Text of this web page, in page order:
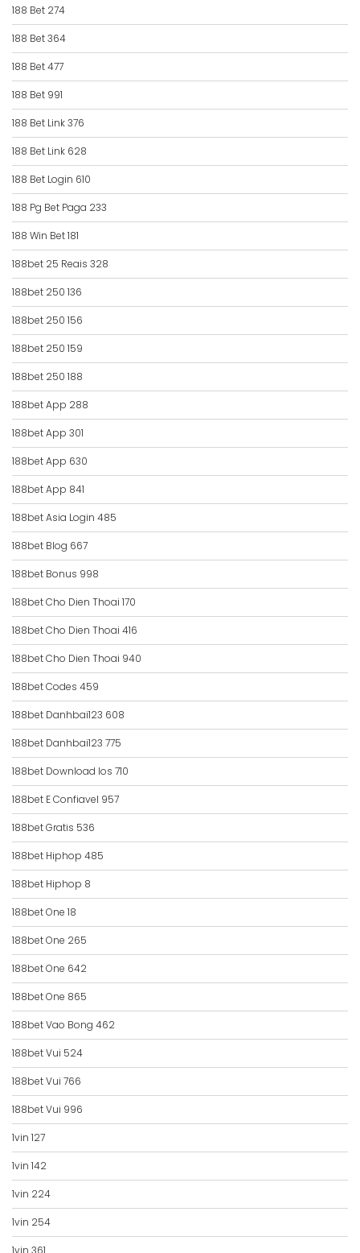
188 Bet 274
188 Bet 364
188 Bet 477
188 Bet 991
188 Bet Link 376
188 Bet Link 628
188 Bet Login 610
188 Pg Bet Paga 233
188 Win Bet 181
188bet 25 Reais 328
188bet 250 136
188bet 250 156
188bet 250 159
188bet 250 188
188bet App 288
188bet App 301
188bet App 630
188bet App 841
188bet Asia Login 485
188bet Blog 667
188bet Bonus 998
188bet Cho Dien Thoai 170
188bet Cho Dien Thoai 416
188bet Cho Dien Thoai 940
188bet Codes 459
188bet Danhbai123 608
188bet Danhbai123 775
188bet Download Ios 710
188bet E Confiavel 957
188bet Gratis 536
188bet Hiphop 485
188bet Hiphop 8
188bet One 18
188bet One 265
188bet One 642
188bet One 865
188bet Vao Bong 462
188bet Vui 524
188bet Vui 766
188bet Vui 996
1vin 127
1vin 142
1vin 224
1vin 254
1vin 361